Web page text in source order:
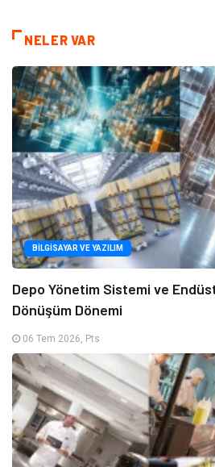
NELER VAR
BILGISAYAR VE YAZILIM
Depo Yönetim Sistemi ve
Dönüşüm Dönemi
06 Tem 2026, Pts